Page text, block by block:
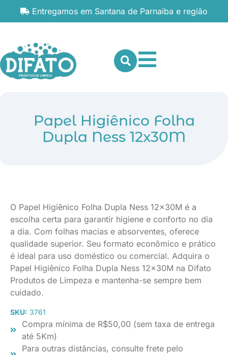
Entregamos em Santana de Parnaiba e região
Papel Higiênico Folha
Dupla Ness 12x30M
O Papel Higiênico Folha Dupla Ness 12x30M é a
escolha certa para garantir higiene e conforto no dia
a dia. Com folhas macias e absorventes, oferece
qualidade superior. Seu formato econômico e prático
é ideal para uso doméstico ou comercial. Adquira o
Papel Higiênico Folha Dupla Ness 12x30M na Difato
Produtos de Limpeza e mantenha-se sempre bem
cuidado.
SKU: 3761
Compra mínima de R$50,00 (sem taxa de entrega
até 5Km)
Para outras distâncias, consulte frete pelo